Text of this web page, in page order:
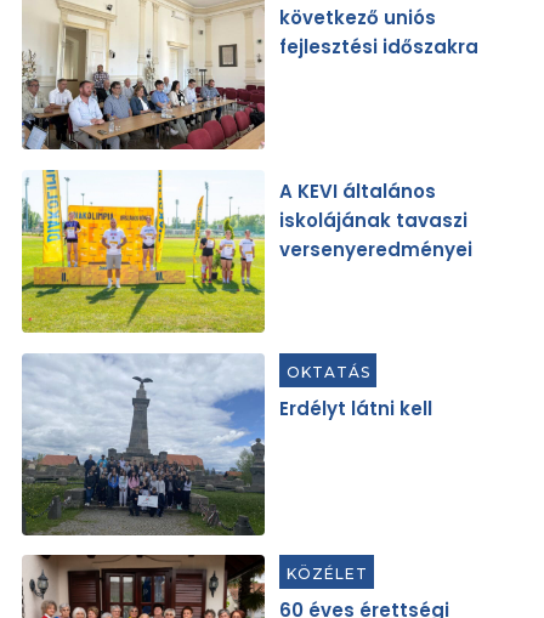
következő uniós
fejlesztési időszakra
A KEVI általános
iskolájának tavaszi
versenyeredményei
OKTATÁS
Erdélyt látni kell
KÖZÉLET
60 éves érettségi